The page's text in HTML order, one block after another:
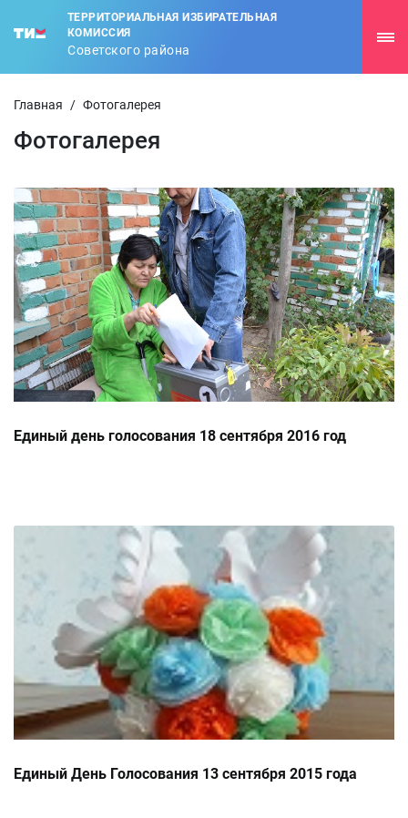
ТЕРРИТОРИАЛЬНАЯ ИЗБИРАТЕЛЬНАЯ
КОМИССИЯ
Советского района
Главная / Фотогалерея
Фотогалерея
Единый день голосования 18 сентября 2016 год
Единый День Голосования 13 сентября 2015 года